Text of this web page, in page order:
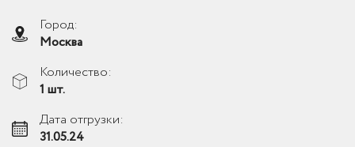
Город:
Москва
Количество:
1 шт.
Дата отгрузки:
31.05.24